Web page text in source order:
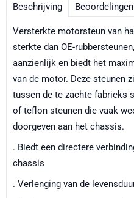
Beschrijving
Versterkte motorsteun van
sterkte dan OE-
aanzienlijk en biedt het
van de motor. Deze steunen
tussen de te zachte fabrieks
of teflon steunen die vaak
doorgeven aan het chassis.
. Biedt een directere
chassis
. Verlenging van de